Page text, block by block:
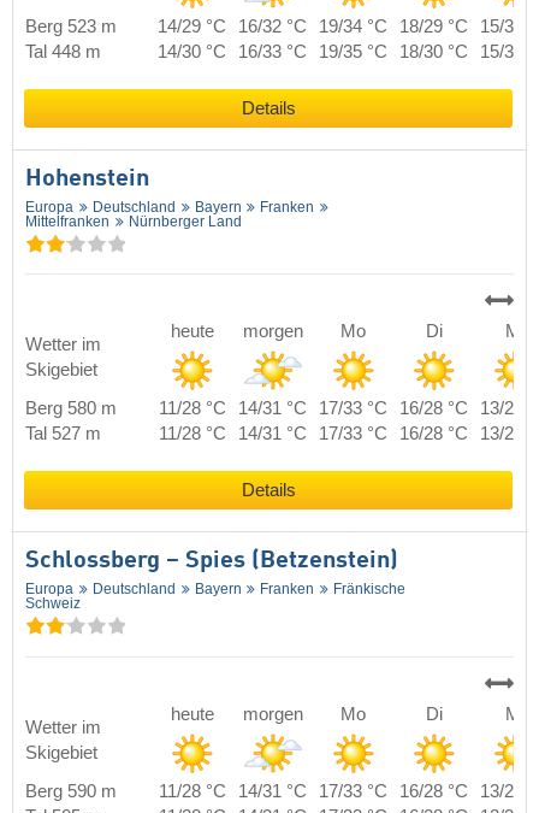
Berg 523 m 14/29 °C 16/32 °C 19/34 °C 18/29 °C
15/30
Tal 448 m
14/30 °C 16/33 °C 19/35 °C 18/30 °C 15/31
Details
Hohenstein
Europa Deutschland Bayern
Franken
Mittelfranken
Nürnberger Land
Wetter im
Skigebiet
heute morgen Mo Di Mi
Berg 580 m 11/28 °C 14/31 °C 17/33 °C 16/28 °C
13/28
Tal 527 m
11/28 °C 14/31 °C 17/33 °C 16/28 °C 13/28
Details
Schlossberg – Spies (Betzenstein)
Europa Deutschland Bayern Franken
Fränkische
Schweiz
Wetter im
Skigebiet
heute morgen Mo Di Mi
Berg 590 m 11/28 °C 14/31 °C 17/33 °C 16/28 °C
13/28